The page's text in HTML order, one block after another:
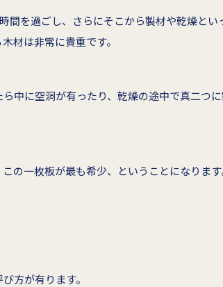
間を過ごし、さらにそこから製材や乾燥と
材は非常に貴重です。
中に空洞が有ったり、乾燥の途中で真二つ
の一枚板が最も希少、ということになります
方が有ります。